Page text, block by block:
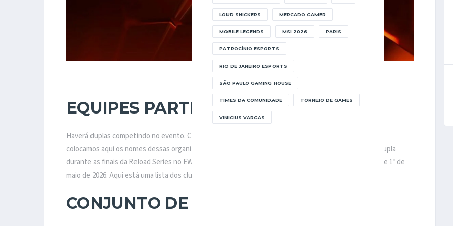
LOUD SNICKERS MERCADO GAMER
MOBILE LEGENDS MSI 2026 PARIS
PATROCÍNIO ESPORTS
RIO DE JANEIRO ESPORTS
SÃO PAULO GAMING HOUSE
TIMES DA COMUNIDADE TORNEIO DE GAMES
VINICIUS VARGAS
Imagem via Epic Games
EQUIPES PARTICIPANTES
Haverá duplas competindo no evento. Como farão parte de equipes e organizações de todo o mundo,
colocamos aqui os nomes dessas organizações. Observe que cada clube está restrito a apenas uma dupla
durante as finais da Reload Series no EWC. Todos os jogadores são contratados e anunciados antes de 1º de
maio de 2026. Aqui está uma lista dos clubes:
CONJUNTO DE PRÊMIOS